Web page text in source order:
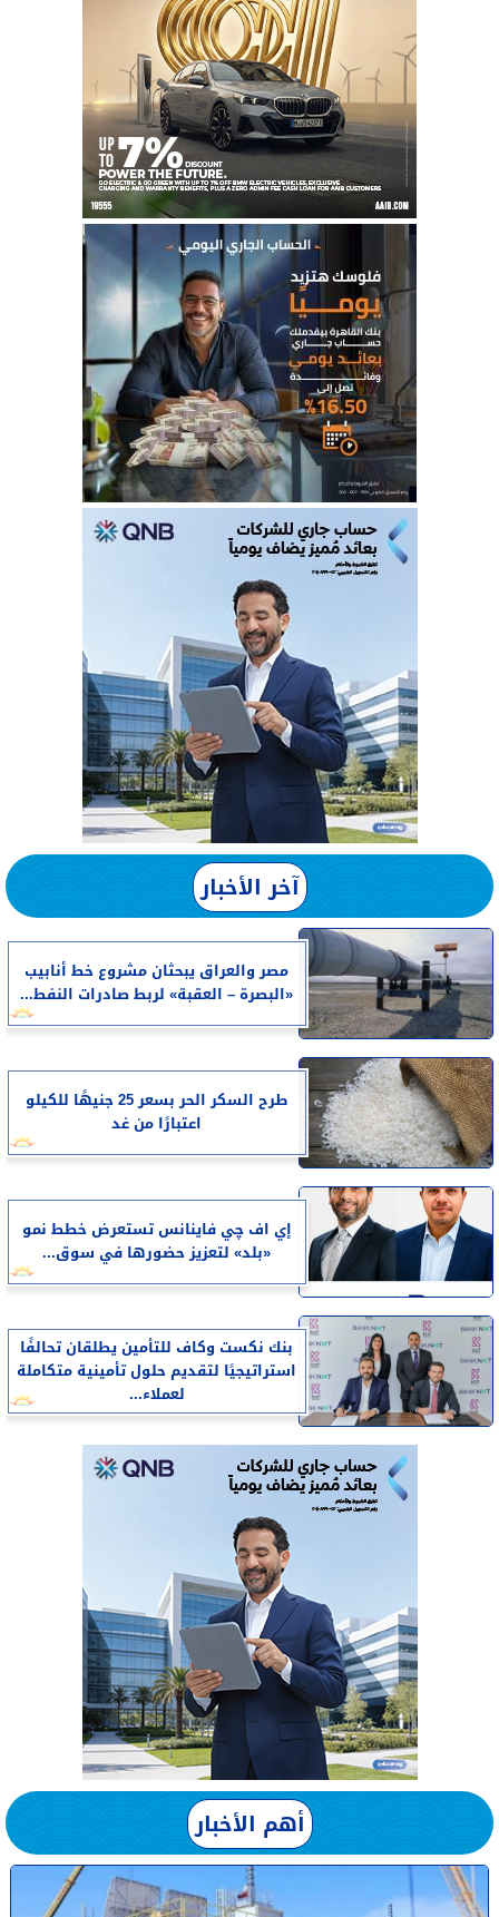
آخر الأخبار
مصر والعراق يبحثان مشروع خط أنابيب
«البصرة – العقبة» لربط صادرات النفط...
طرح السكر الحر بسعر 25 جنيهًا للكيلو
اعتبارًا من غد
إي اف چي فاينانس تستعرض خطط نمو
«بلد» لتعزيز حضورها في سوق...
بنك نكست وكاف للتأمين يطلقان تحالفًا
استراتيجيًا لتقديم حلول تأمينية متكاملة
لعملاء...
أهم الأخبار